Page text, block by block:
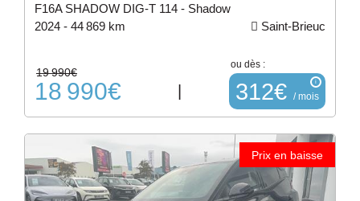
F16A SHADOW DIG-T 114 - Shadow
2024 - 44 869 km Saint-Brieuc
19 990€
18 990€
ou dès :
312€ / mois
i
Prix en baisse